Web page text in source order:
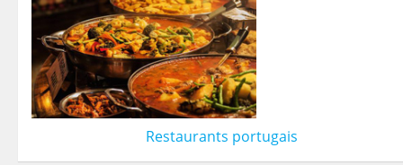
Restaurants portugais